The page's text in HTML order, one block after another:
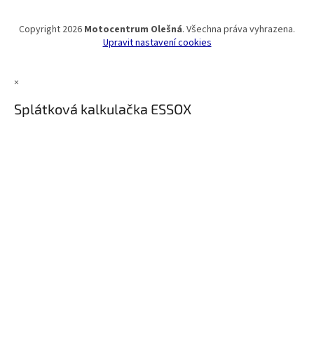
Copyright 2026 Motocentrum Olešná. Všechna práva vyhrazena.
Upravit nastavení cookies
×
Splátková kalkulačka ESSOX